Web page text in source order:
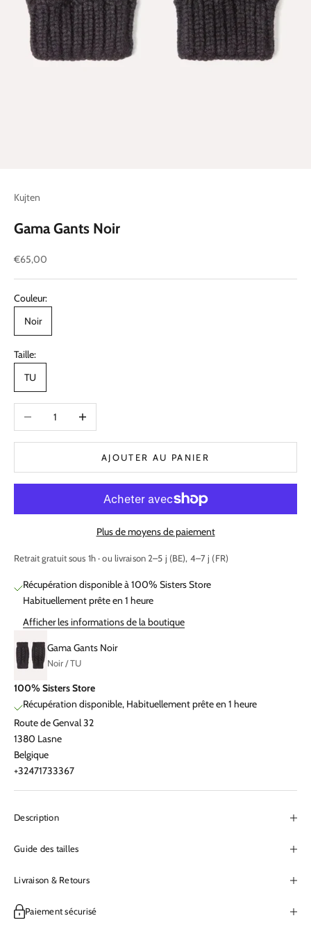
Kujten
Gama Gants Noir
Prix de vente
€65,00
Couleur:
Noir
Taille:
TU
Diminuer la quantitéAugmenter la quantité
AJOUTER AU PANIER
Plus de moyens de paiement
Retrait gratuit sous 1h · ou livraison 2–5 j (BE), 4–7 j (FR)
Récupération disponible à 100% Sisters Store
Habituellement prête en 1 heure
Afficher les informations de la boutique
Gama Gants Noir
Noir / TU
100% Sisters Store
Récupération disponible, Habituellement prête en 1 heure
Route de Genval 32
1380 Lasne
Belgique
+32471733367
Description
Guide des tailles
Livraison & Retours
Paiement sécurisé